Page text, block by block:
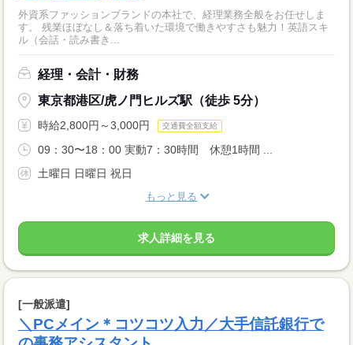
外資系ファッションブランドの本社で、経理業務全般をお任せしま
す。 残業ほぼなし＆落ち着いた環境で働きやすさも魅力！英語スキ
ル（会話・読み書き...
経理・会計・財務
東京都港区/虎ノ門ヒルズ駅（徒歩 5分）
時給2,800円～3,000円 交通費全額支給
09：30〜18：00 実動7：30時間 休憩1時間 ...
土曜日 日曜日 祝日
もっと見る
求人詳細を見る
[一般派遣]
＼PCメイン＊コツコツ入力／大手信託銀行で